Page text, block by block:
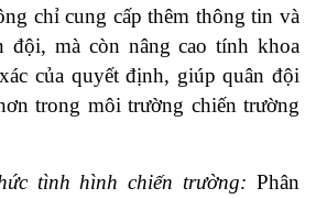
chỉ cung cấp thêm thông tin và
đội, mà còn nâng cao tính khoa
của quyết định, giúp quân đội
trong môi trường chiến trường
tình hình chiến trường: Phân